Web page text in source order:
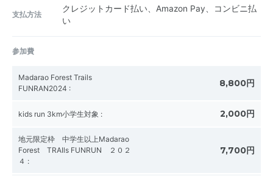
支払方法
クレジットカード払い、Amazon Pay、コンビニ払
い
参加費
Madarao Forest Trails
FUNRAN2024 : 8,800円
kids run 3km小学生対象 : 2,000円
地元限定枠 中学生以上Madarao
Forest TRAIls FUNRUN ２０２
４ :
7,700円